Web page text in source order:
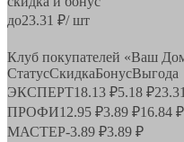
до23.31 ₽/ шт
Клуб покупателей «Ваш
СтатусСкидкаБонусВыгода
ЭКСПЕРТ18.13 ₽5.18 ₽
ПРОФИ12.95 ₽3.89 ₽16.84 ₽
МАСТЕР-3.89 ₽3.89 ₽